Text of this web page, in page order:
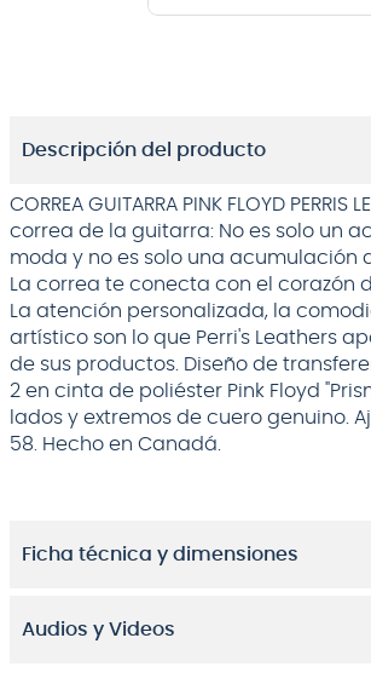
Descripción del producto
CORREA GUITARRA PINK FLOYD PERRIS
correa de la guitarra: No es solo un
moda y no es solo una acumulación
La correa te conecta con el corazón
La atención personalizada, la
artístico son lo que Perri's Leathers
de sus productos. Diseño de
2 en cinta de poliéster Pink Floyd
lados y extremos de cuero genuino.
58. Hecho en Canadá.
Ficha técnica y dimensiones
Audios y Videos